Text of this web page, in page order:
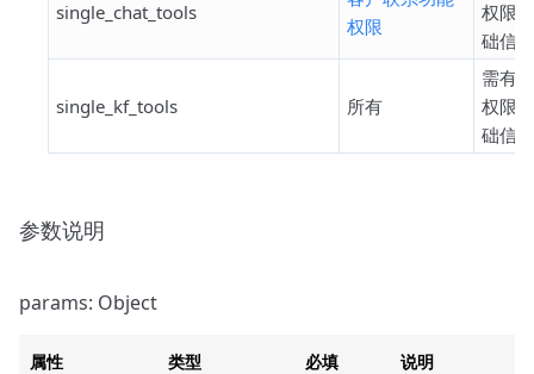
single_chat_tools
权限
权限-
础信
single_kf_tools 所有
需有“
权限-
础信
参数说明
params: Object
属性 类型 必填 说明